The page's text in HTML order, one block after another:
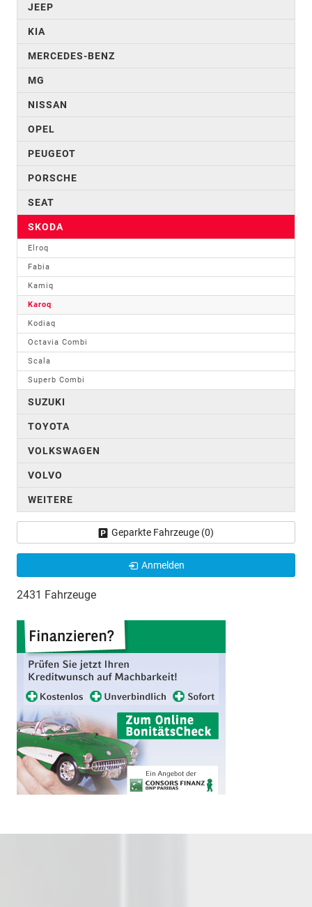
JEEP
KIA
MERCEDES-BENZ
MG
NISSAN
OPEL
PEUGEOT
PORSCHE
SEAT
SKODA
Elroq
Fabia
Kamiq
Karoq
Kodiaq
Octavia Combi
Scala
Superb Combi
SUZUKI
TOYOTA
VOLKSWAGEN
VOLVO
WEITERE
Geparkte Fahrzeuge (0)
Anmelden
2431 Fahrzeuge